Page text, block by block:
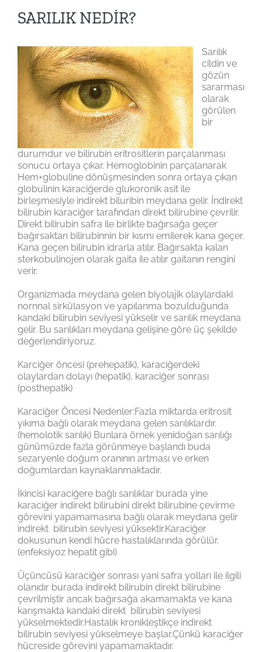
SARILIK NEDİR?
Sarılık
cildin ve
gözün
sararması
olarak
görülen
bir
durumdur ve bilirubin eritrositlerin parçalanması
sonucu ortaya çıkar. Hemoglobinin parçalanarak
Hem+globuline dönüşmesinden sonra ortaya çıkan
globulinin karaciğerde glukoronik asit ile
birleşmesiyle indirekt biluribin meydana gelir. İndirekt
bilirubin karaciğer tarafından direkt bilirubine çevrilir.
Direkt bilirubin safra ile birlikte bağırsağa geçer
bağırsaktan bilirubinnin bir kısmı emilerek kana geçer.
Kana geçen bilirubin idrarla atılır. Bağırsakta kalan
sterkobulinojen olarak gaita ile atılır gaitanın rengini
verir.
Organizmada meydana gelen biyolajik olaylardaki
nornnal sirkülasyon ve yapılanma bozulduğunda
kandaki bilirubin seviyesi yükselir ve sarılık meydana
gelir. Bu sarılıkları meydana gelişine göre üç şekilde
değerlendiriyoruz.
Karciğer öncesi (prehepatik), karaciğerdeki
olaylardan dolayı (hepatik), karaciğer sonrası
(posthepatik)
Karaciğer Öncesi Nedenler:Fazla miktarda eritrosit
yıkıma bağlı olarak meydana gelen sarılıklardır.
(hemolotik sarılık) Bunlara örnek yenidoğan sarılığı
günümüzde fazla görünmeye başlandı buda
sezaryenle doğum oranının artması ve erken
doğumlardan kaynaklanmaktadır.
İkincisi karaciğere bağlı sarılıklar burada yine
karaciğer indirekt bilirubini direkt bilirubine çevirme
görevini yapamamasına bağlı olarak meydana gelir
indirekt bilirubin seviyesi yüksektir.Karaciğer
dokusunun kendi hücre hastalıklarında görülür.
(enfeksiyoz hepatit gibi)
Üçüncüsü karaciğer sonrası yani safra yolları ile ilgili
olanıdır burada indirekt bilirubin direkt bilirubine
çevrilmiştir ancak bağırsağa akamamakta ve kana
karışmakta kandaki direkt bilirubin seviyesi
yükselmektedir.Hastalık kronikleştikçe indirekt
bilirubin seviyesi yükselmeye başlar.Çünkü karaciğer
hücreside görevini yapamamaktadır.